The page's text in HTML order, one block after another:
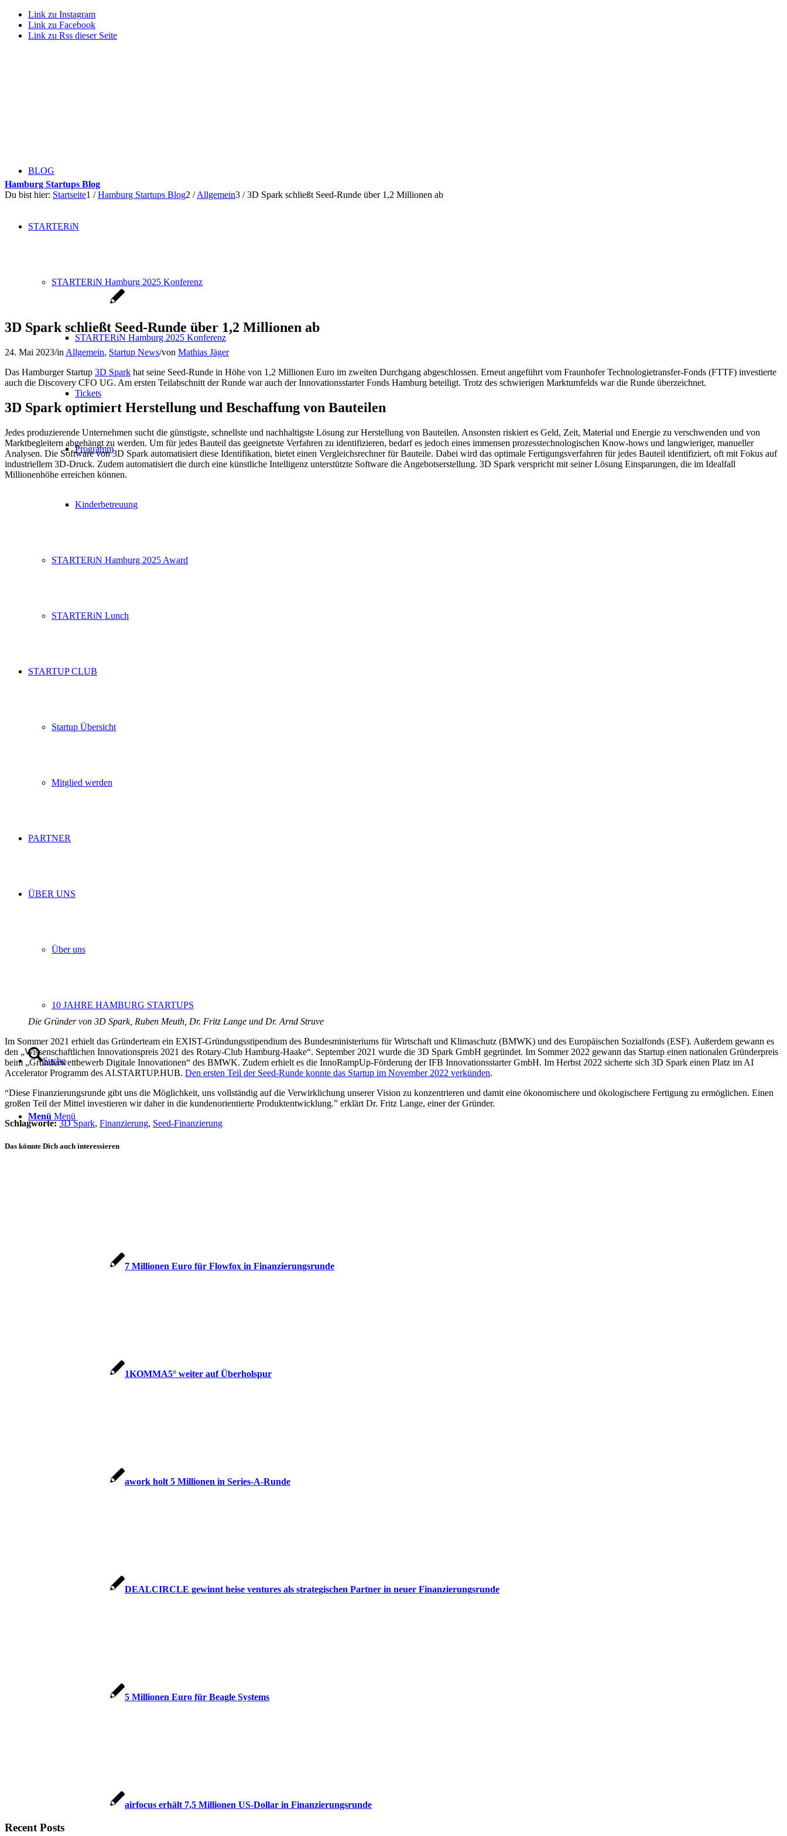
Link zu Instagram
Link zu Facebook
Link zu Rss dieser Seite
BLOG
STARTERiN
STARTERiN Hamburg 2025 Konferenz
STARTERiN Hamburg 2025 Konferenz
Tickets
Programm
Kinderbetreuung
STARTERiN Hamburg 2025 Award
STARTERiN Lunch
STARTUP CLUB
Startup Übersicht
Mitglied werden
PARTNER
ÜBER UNS
Über uns
10 JAHRE HAMBURG STARTUPS
Suche
Menü Menü
Hamburg Startups Blog
Du bist hier: Startseite1 / Hamburg Startups Blog2 / Allgemein3 / 3D Spark schließt Seed-Runde über 1,2 Millionen ab
3D Spark schließt Seed-Runde über 1,2 Millionen ab
24. Mai 2023/in Allgemein, Startup News/von Mathias Jäger
Das Hamburger Startup 3D Spark hat seine Seed-Runde in Höhe von 1,2 Millionen Euro im zweiten Durchgang abgeschlossen. Erneut angeführt vom Fraunhofer Technologietransfer-Fonds (FTTF) investierte
auch die Discovery CFO UG. Am ersten Teilabschnitt der Runde war auch der Innovationsstarter Fonds Hamburg beteiligt. Trotz des schwierigen Marktumfelds war die Runde überzeichnet.
3D Spark optimiert Herstellung und Beschaffung von Bauteilen
Jedes produzierende Unternehmen sucht die günstigste, schnellste und nachhaltigste Lösung zur Herstellung von Bauteilen. Ansonsten riskiert es Geld, Zeit, Material und Energie zu verschwenden und von
Marktbegleitern abgehängt zu werden. Um für jedes Bauteil das geeignetste Verfahren zu identifizieren, bedarf es jedoch eines immensen prozesstechnologischen Know-hows und langwieriger, manueller
Analysen. Die Software von 3D Spark automatisiert diese Identifikation, bietet einen Vergleichsrechner für Bauteile. Dabei wird das optimale Fertigungsverfahren für jedes Bauteil identifiziert, oft mit Fokus auf
industriellem 3D-Druck. Zudem automatisiert die durch eine künstliche Intelligenz unterstützte Software die Angebotserstellung. 3D Spark verspricht mit seiner Lösung Einsparungen, die im Idealfall
Millionenhöhe erreichen können.
Die Gründer von 3D Spark, Ruben Meuth, Dr. Fritz Lange und Dr. Arnd Struve
Im Sommer 2021 erhielt das Gründerteam ein EXIST-Gründungsstipendium des Bundesministeriums für Wirtschaft und Klimaschutz (BMWK) und des Europäischen Sozialfonds (ESF). Außerdem gewann es
den „Wissenschaftlichen Innovationspreis 2021 des Rotary-Club Hamburg-Haake“. September 2021 wurde die 3D Spark GmbH gegründet. Im Sommer 2022 gewann das Startup einen nationalen Gründerpreis
beim „Gründerwettbewerb Digitale Innovationen“ des BMWK. Zudem erhielt es die InnoRampUp-Förderung der IFB Innovationsstarter GmbH. Im Herbst 2022 sicherte sich 3D Spark einen Platz im AI
Accelerator Programm des AI.STARTUP.HUB. Den ersten Teil der Seed-Runde konnte das Startup im November 2022 verkünden.
“Diese Finanzierungsrunde gibt uns die Möglichkeit, uns vollständig auf die Verwirklichung unserer Vision zu konzentrieren und damit eine ökonomischere und ökologischere Fertigung zu ermöglichen. Einen
großen Teil der Mittel investieren wir daher in die kundenorientierte Produktentwicklung.” erklärt Dr. Fritz Lange, einer der Gründer.
Schlagworte: 3D Spark, Finanzierung, Seed-Finanzierung
Das könnte Dich auch interessieren
7 Millionen Euro für Flowfox in Finanzierungsrunde
1KOMMA5° weiter auf Überholspur
awork holt 5 Millionen in Series-A-Runde
DEALCIRCLE gewinnt heise ventures als strategischen Partner in neuer Finanzierungsrunde
5 Millionen Euro für Beagle Systems
airfocus erhält 7,5 Millionen US-Dollar in Finanzierungsrunde
Recent Posts